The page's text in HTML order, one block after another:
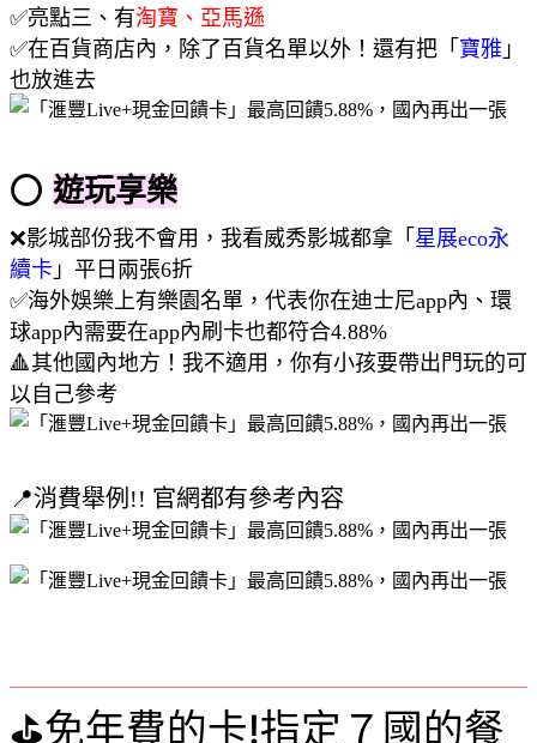
✅亮點三、有淘寶、亞馬遜
✅在百貨商店內，除了百貨名單以外！還有把「 寶雅 」
也放進去
⭕ 遊玩享樂
❌影城部份我不會用，我看威秀影城都拿「 星展eco永
續卡 」平日兩張6折
✅海外娛樂上有樂園名單，代表你在迪士尼app內、環
球app內需要在app內刷卡也都符合4.88%
🔺其他國內地方！我不適用，你有小孩要帶出門玩的可
以自己參考
📍消費舉例!! 官網都有參考內容
⛳免年費的卡!指定７國的餐